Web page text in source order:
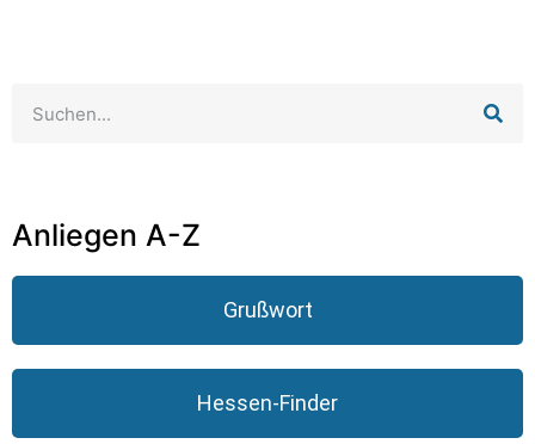
Anliegen A-Z
Grußwort
Hessen-Finder